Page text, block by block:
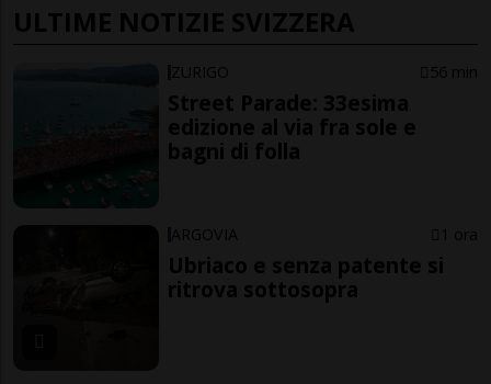
ULTIME NOTIZIE SVIZZERA
ZURIGO 56 min
Street Parade: 33esima
edizione al via fra sole e
bagni di folla
ARGOVIA 1 ora
Ubriaco e senza patente si
ritrova sottosopra